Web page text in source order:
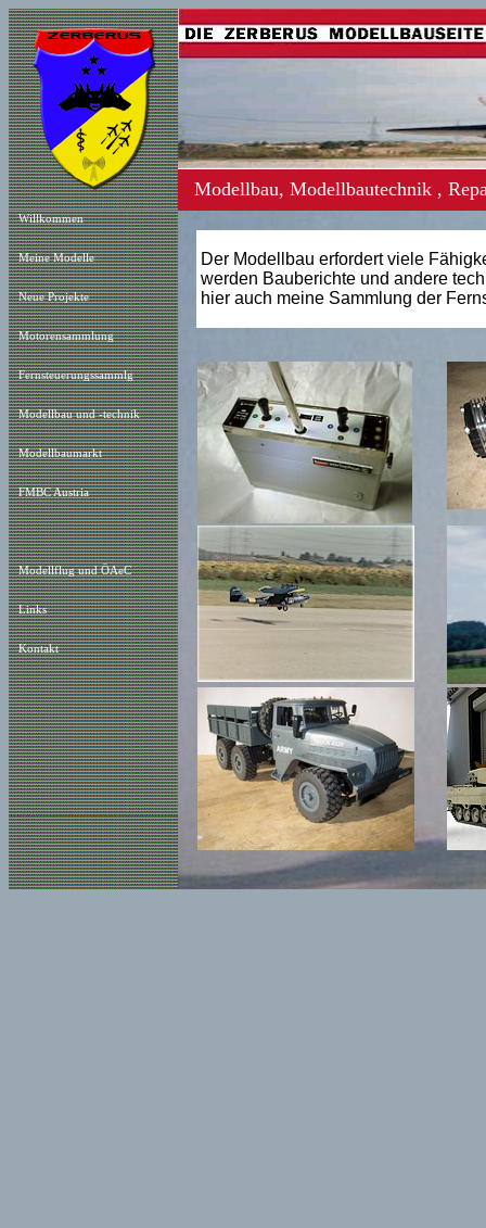
Willkommen
Meine Modelle
Neue Projekte
Motorensammlung
Fernsteuerungssammlg
Modellbau und -technik
Modellbaumarkt
FMBC Austria
Modellflug und ÖAeC
Links
Kontakt
Modellbau, Modellbautechnik ,
Der Modellbau erfordert viele
werden Bauberichte und andere
hier auch meine Sammlung der